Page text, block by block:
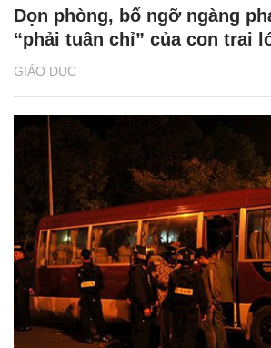
GIÁO DỤC
Dọn phòng, bố ngỡ ngàng
“phải tuân chỉ” của con trai